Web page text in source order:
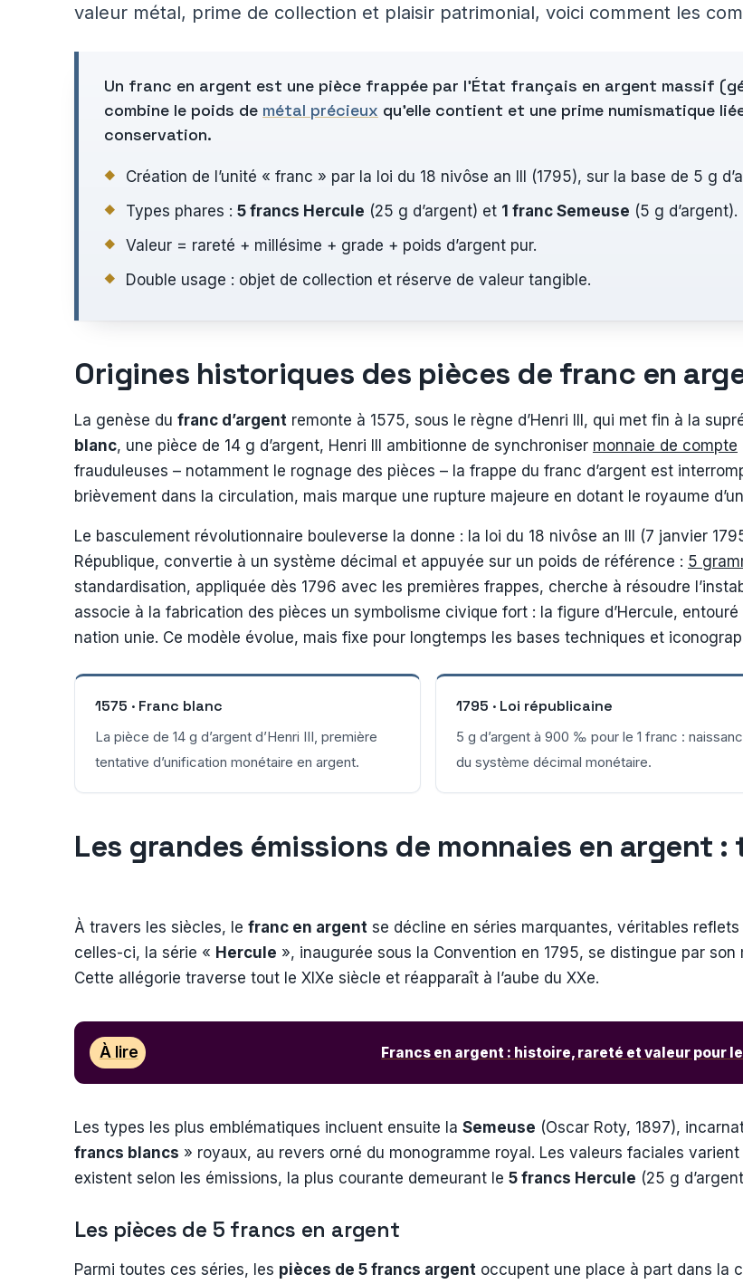
valeur métal, prime de collection et plaisir patrimonial, voici comment les
Un franc en argent est une pièce frappée par l’État français en argent massif
combine le poids de métal précieux qu’elle contient et une prime numismatique
conservation.
Création de l’unité « franc » par la loi du 18 nivôse an III (1795), sur la base de 5 g
Types phares : 5 francs Hercule (25 g d’argent) et 1 franc Semeuse (5 g d’argent).
Valeur = rareté + millésime + grade + poids d’argent pur.
Double usage : objet de collection et réserve de valeur tangible.
Origines historiques des pièces de franc en
La genèse du franc d’argent remonte à 1575, sous le règne d’Henri III, qui met fin à la
blanc, une pièce de 14 g d’argent, Henri III ambitionne de synchroniser monnaie de compte
frauduleuses – notamment le rognage des pièces – la frappe du franc d’argent est
brièvement dans la circulation, mais marque une rupture majeure en dotant le royaume
Le basculement révolutionnaire bouleverse la donne : la loi du 18 nivôse an III (7 janvier
République, convertie à un système décimal et appuyée sur un poids de référence : 5
standardisation, appliquée dès 1796 avec les premières frappes, cherche à résoudre
associe à la fabrication des pièces un symbolisme civique fort : la figure d’Hercule,
nation unie. Ce modèle évolue, mais fixe pour longtemps les bases techniques et
1575 · Franc blanc
La pièce de 14 g d’argent d’Henri III, première
tentative d’unification monétaire en argent.
1795 · Loi républicaine
5 g d’argent à 900 ‰ pour le 1 franc :
du système décimal monétaire.
Les grandes émissions de monnaies en argent
À travers les siècles, le franc en argent se décline en séries marquantes, véritables
celles-ci, la série « Hercule », inaugurée sous la Convention en 1795, se distingue par
Cette allégorie traverse tout le XIXe siècle et réapparaît à l’aube du XXe.
À lire Francs en argent : histoire, rareté et valeur pour
Les types les plus emblématiques incluent ensuite la Semeuse (Oscar Roty, 1897),
francs blancs » royaux, au revers orné du monogramme royal. Les valeurs faciales
existent selon les émissions, la plus courante demeurant le 5 francs Hercule (25 g
Les pièces de 5 francs en argent
Parmi toutes ces séries, les pièces de 5 francs argent occupent une place à part dans la